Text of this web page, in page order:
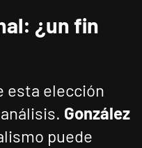
¿un fin
esta elección
González
puede